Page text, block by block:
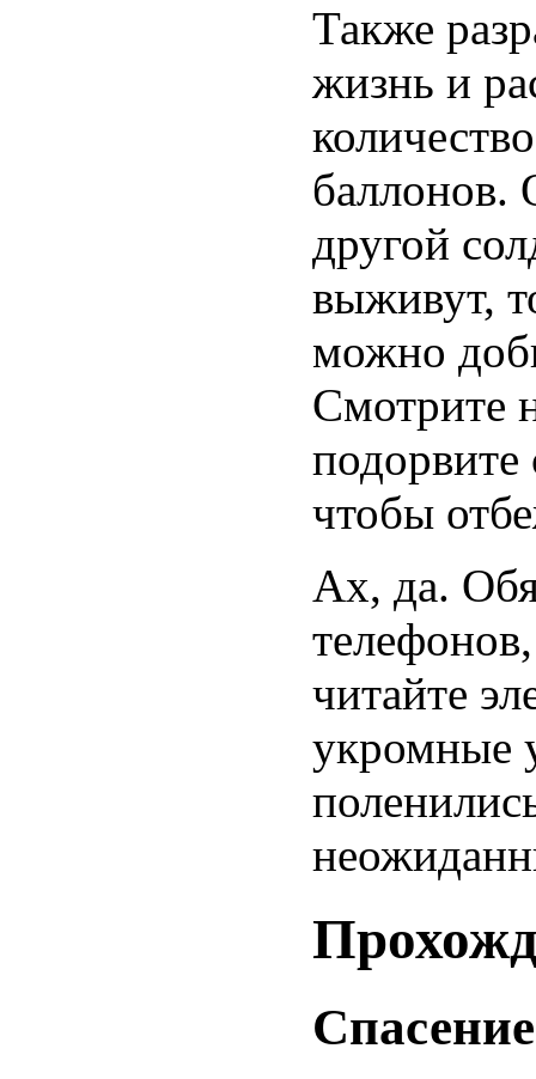
Также
жизнь и
баллонов.
другой
выживут,
можно
Смотрите
подорвите
чтобы
Ах, да.
читайте
укромные
Спасение